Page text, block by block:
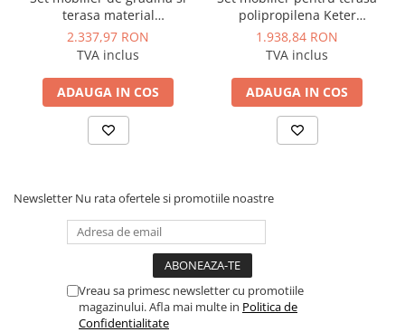
termostate
Regulatoare electronice
Vane si servomotoare
Servoregulatoare
Termostate pentru ventilo-
Traductoare
UPS-uri si stabilizatoare de
Ventile liniare
Ventile electromagnetice
terasa material
polipropilena Keter
Provence masuta cafea
culoare graphite rezistent
la raze UV si intemperii
include 11 perne
2.337,97 RON
TVA inclus
ADAUGA IN COS
polipropilena Keter
California 2 fotolii grafit cu
perne rezistent UV si
1.938,84 RON
TVA inclus
ADAUGA IN COS
Newsletter Nu rata ofertele si promotiile noastre
Vreau sa primesc newsletter cu promotiile
magazinului. Afla mai multe in Politica de
Confidentialitate